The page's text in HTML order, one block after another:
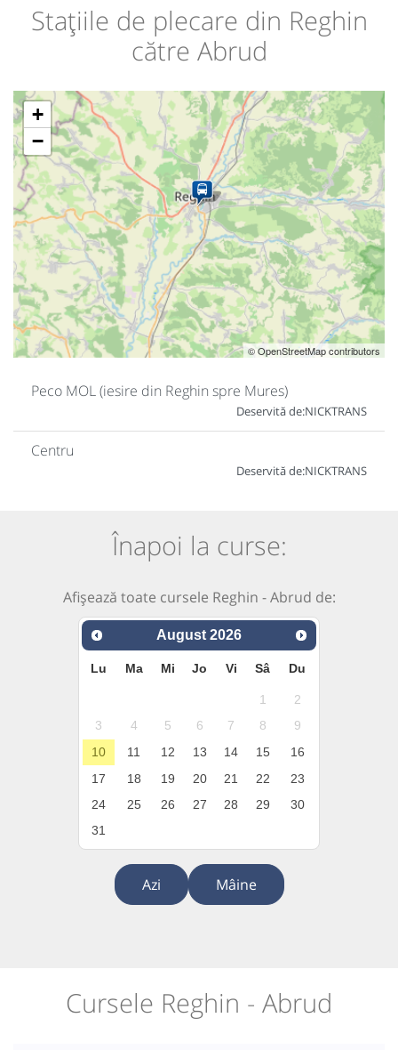
Stațiile de plecare din Reghin
către Abrud
+
−
© OpenStreetMap contributors
Peco MOL (iesire din Reghin spre Mures)
Deservită de:NICKTRANS
Centru
Deservită de:NICKTRANS
Înapoi la curse:
Afișează toate cursele Reghin - Abrud de:
August 2026
Lu Ma Mi Jo Vi Sâ Du
1
2
3
4 5 6 7 8
9
10
11 12 13 14 15
16
17
18 19 20 21 22
23
24
25 26 27 28 29
30
31
Azi Mâine
Cursele Reghin - Abrud